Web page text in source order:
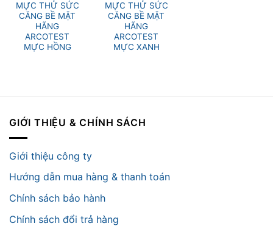
MỰC THỬ SỨC
CĂNG BỀ MẶT
HÃNG
ARCOTEST
MỰC HỒNG
MỰC THỬ SỨC
CĂNG BỀ MẶT
HÃNG
ARCOTEST
MỰC XANH
GIỚI THIỆU & CHÍNH SÁCH
Giới thiệu công ty
Hướng dẫn mua hàng & thanh toán
Chính sách bảo hành
Chính sách đổi trả hàng